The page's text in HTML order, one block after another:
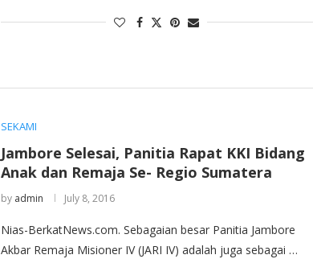
SEKAMI
Jambore Selesai, Panitia Rapat KKI Bidang
Anak dan Remaja Se- Regio Sumatera
by admin July 8, 2016
Nias-BerkatNews.com. Sebagaian besar Panitia Jambore
Akbar Remaja Misioner IV (JARI IV) adalah juga sebagai …